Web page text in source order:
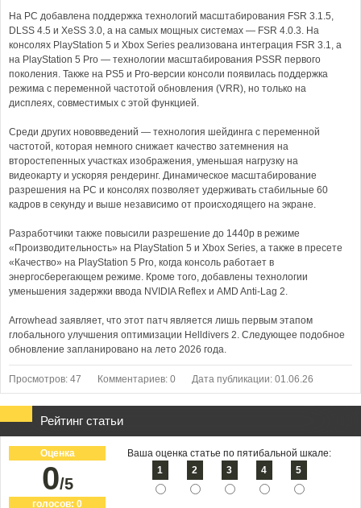
На PC добавлена поддержка технологий масштабирования FSR 3.1.5,
DLSS 4.5 и XeSS 3.0, а на самых мощных системах — FSR 4.0.3. На
консолях PlayStation 5 и Xbox Series реализована интеграция FSR 3.1, а
на PlayStation 5 Pro — технологии масштабирования PSSR первого
поколения. Также на PS5 и Pro-версии консоли появилась поддержка
режима с переменной частотой обновления (VRR), но только на
дисплеях, совместимых с этой функцией.
Среди других нововведений — технология шейдинга с переменной
частотой, которая немного снижает качество затемнения на
второстепенных участках изображения, уменьшая нагрузку на
видеокарту и ускоряя рендеринг. Динамическое масштабирование
разрешения на PC и консолях позволяет удерживать стабильные 60
кадров в секунду и выше независимо от происходящего на экране.
Разработчики также повысили разрешение до 1440p в режиме
«Производительность» на PlayStation 5 и Xbox Series, а также в пресете
«Качество» на PlayStation 5 Pro, когда консоль работает в
энергосберегающем режиме. Кроме того, добавлены технологии
уменьшения задержки ввода NVIDIA Reflex и AMD Anti-Lag 2.
Arrowhead заявляет, что этот патч является лишь первым этапом
глобального улучшения оптимизации Helldivers 2. Следующее подобное
обновление запланировано на лето 2026 года.
Просмотров: 47 Комментариев: 0 Дата публикации: 01.06.26
Рейтинг статьи
Оценка
0/5
голосов: 0
Ваша оценка статье по пятибальной шкале:
1
2 3 4 5